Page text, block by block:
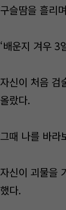
구슬땀을 흘리
‘배운지 겨우 3
자신이 처음 검
올랐다.
그때 나를 바라
자신이 괴물을
했다.